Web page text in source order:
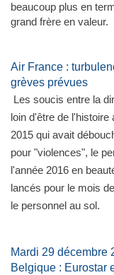
beaucoup plus en
grand frère en valeur.
Air France :
grèves prévues
Les soucis entre la
loin d'être de
2015 qui avait
pour "violences", le
l'année 2016 en
lancés pour le mois
le personnel au sol.
Mardi 29 décembre
Belgique : Eurostar